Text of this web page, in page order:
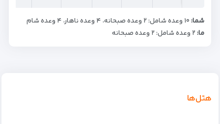
شما:
ما:
هتل‌ها